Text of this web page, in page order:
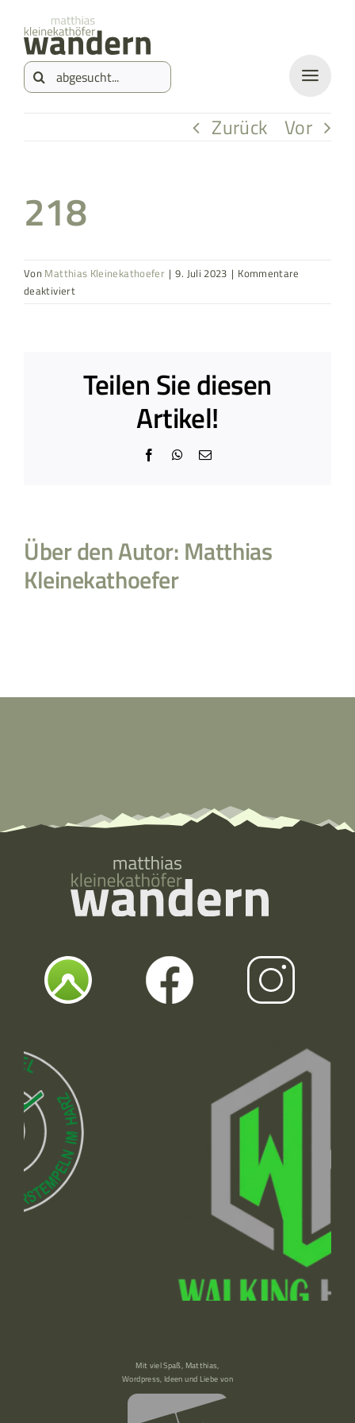
springen
Inhalt
springen
Suche
Zurück Vor
218
Von Matthias Kleinekathoefer | 9. Juli 2023 | Kommentare
deaktiviertfür
Teilen Sie diesen
Artikel!
Facebook
WhatsApp
E-
Über den Autor:Matthias
Kleinekathoefer
Mit viel Spaß, Matthias,